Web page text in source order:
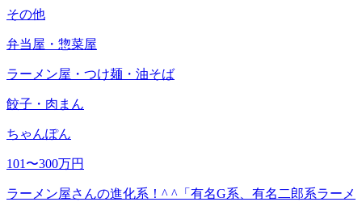
その他
弁当屋・惣菜屋
ラーメン屋・つけ麺・油そば
餃子・肉まん
ちゃんぽん
101〜300万円
ラーメン屋さんの進化系！^ ^「有名G系、有名二郎系ラーメ